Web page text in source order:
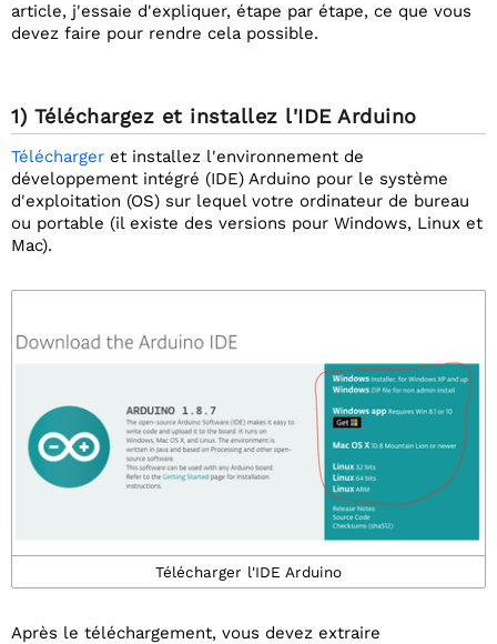
article, j'essaie d'expliquer, étape par étape, ce que vous
devez faire pour rendre cela possible.
1) Téléchargez et installez l'IDE Arduino
Télécharger et installez l'environnement de
développement intégré (IDE) Arduino pour le système
d'exploitation (OS) sur lequel votre ordinateur de bureau
ou portable (il existe des versions pour Windows, Linux et
Mac).
Télécharger l'IDE Arduino
Après le téléchargement, vous devez extraire